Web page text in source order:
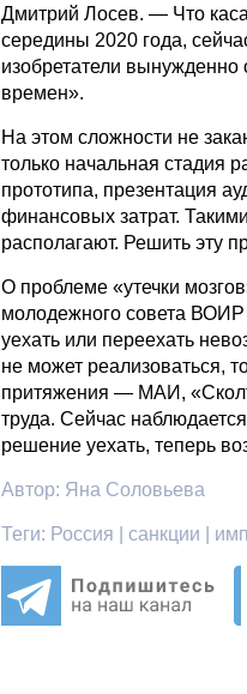
Дмитрий Лосев. — Что
середины 2020 года,
изобретатели
времен».
На этом сложности не
только начальная стадия
прототипа, презентация
финансовых затрат.
располагают. Решить эту
О проблеме «утечки
молодежного совета ВОИР
уехать или переехать
не может реализоваться,
притяжения — МАИ,
труда. Сейчас
решение уехать, теперь
Автор: Яна Соловьева
Теги: Россия | санкции |